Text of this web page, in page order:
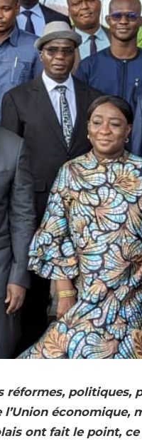
politiques,
économique,
ont fait le point, ce